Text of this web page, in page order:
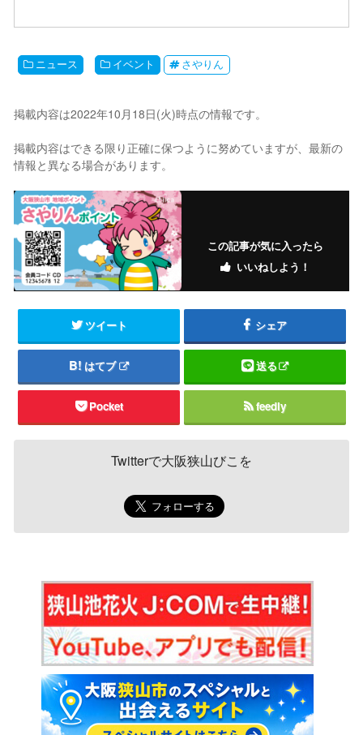
ニュース イベント さやりん
掲載内容は2022年10月18日(火)時点の情報です。
掲載内容はできる限り正確に保つように努めていますが、最新の
情報と異なる場合があります。
この記事が気に入ったら
いいねしよう！
ツイート シェア
はてブ 送る
Pocket feedly
Twitterで大阪狭山びこを